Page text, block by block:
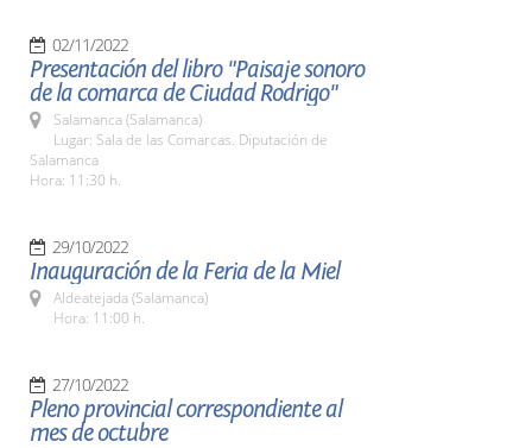
02/11/2022
Presentación del libro "Paisaje sonoro
de la comarca de Ciudad Rodrigo"
Salamanca (Salamanca)
Lugar: Sala de las Comarcas. Diputación de
Salamanca
Hora: 11:30 h.
29/10/2022
Inauguración de la Feria de la Miel
Aldeatejada (Salamanca)
Hora: 11:00 h.
27/10/2022
Pleno provincial correspondiente al
mes de octubre